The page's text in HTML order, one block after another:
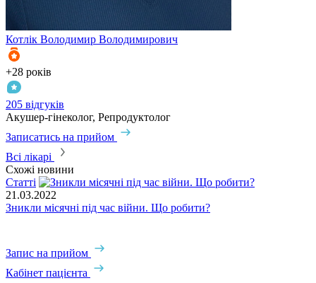
Котлік Володимир Володимирович
+28 років
205 відгуків
Акушер-гінеколог, Репродуктолог
Записатись на прийом
Всі лікарі
Схожі новини
Статті
21.03.2022
Зникли місячні під час війни. Що робити?
Запис на прийом
Кабінет пацієнта